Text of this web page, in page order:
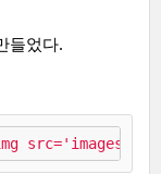
들었다.
src='images/